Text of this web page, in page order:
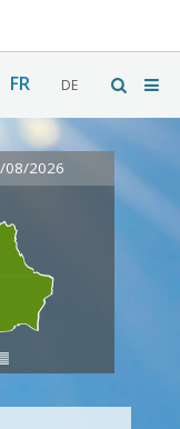
FR DE
08/2026